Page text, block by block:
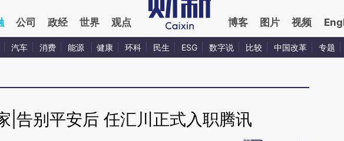
公司 政经 世界 观点 博客 图片 视频
汽车 消费 能源 健康 环科 民生 ESG 数字说 比较 中国改革 专题
|告别平安后 任汇川正式入职腾讯